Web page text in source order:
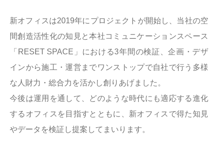
新オフィスは2019年にプロジェクトが開始し、当社の空
間創造活性化の知見と本社コミュニケーションスペース
「RESET SPACE」における3年間の検証、企画・デザ
インから施工・運営までワンストップで自社で行う多様
な人財力・総合力を活かし創りあげました。
今後は運用を通して、どのような時代にも適応する進化
するオフィスを目指すとともに、新オフィスで得た知見
やデータを検証し提案してまいります。